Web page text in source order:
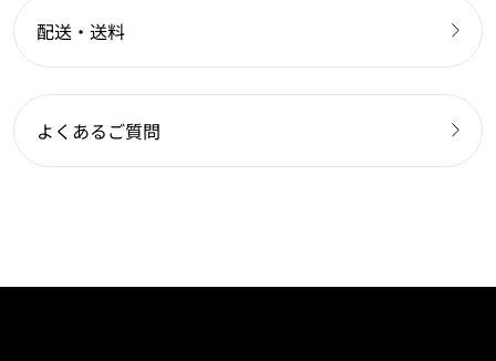
配送・送料
よくあるご質問